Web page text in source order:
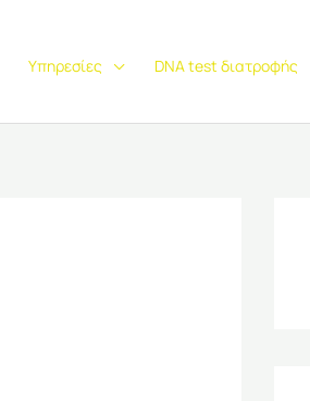
Υπηρεσίες DNA test διατροφής